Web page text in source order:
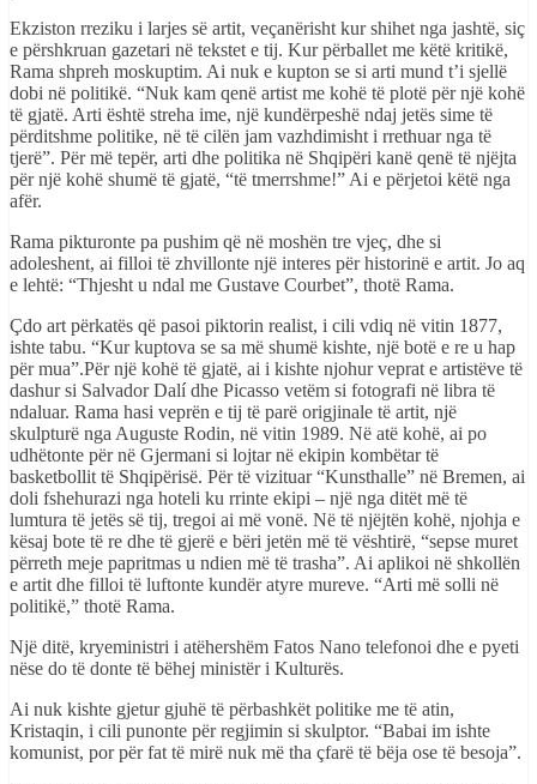
Ekziston rreziku i larjes së artit, veçanërisht kur shihet nga jashtë, siç
e përshkruan gazetari në tekstet e tij. Kur përballet me këtë kritikë,
Rama shpreh moskuptim. Ai nuk e kupton se si arti mund t’i sjellë
dobi në politikë. “Nuk kam qenë artist me kohë të plotë për një kohë
të gjatë. Arti është streha ime, një kundërpeshë ndaj jetës sime të
përditshme politike, në të cilën jam vazhdimisht i rrethuar nga të
tjerë”. Për më tepër, arti dhe politika në Shqipëri kanë qenë të njëjta
për një kohë shumë të gjatë, “të tmerrshme!” Ai e përjetoi këtë nga
afër.
Rama pikturonte pa pushim që në moshën tre vjeç, dhe si
adoleshent, ai filloi të zhvillonte një interes për historinë e artit. Jo aq
e lehtë: “Thjesht u ndal me Gustave Courbet”, thotë Rama.
Çdo art përkatës që pasoi piktorin realist, i cili vdiq në vitin 1877,
ishte tabu. “Kur kuptova se sa më shumë kishte, një botë e re u hap
për mua”.Për një kohë të gjatë, ai i kishte njohur veprat e artistëve të
dashur si Salvador Dalí dhe Picasso vetëm si fotografi në libra të
ndaluar. Rama hasi veprën e tij të parë origjinale të artit, një
skulpturë nga Auguste Rodin, në vitin 1989. Në atë kohë, ai po
udhëtonte për në Gjermani si lojtar në ekipin kombëtar të
basketbollit të Shqipërisë. Për të vizituar “Kunsthalle” në Bremen, ai
doli fshehurazi nga hoteli ku rrinte ekipi – një nga ditët më të
lumtura të jetës së tij, tregoi ai më vonë. Në të njëjtën kohë, njohja e
kësaj bote të re dhe të gjerë e bëri jetën më të vështirë, “sepse muret
përreth meje papritmas u ndien më të trasha”. Ai aplikoi në shkollën
e artit dhe filloi të luftonte kundër atyre mureve. “Arti më solli në
politikë,” thotë Rama.
Një ditë, kryeministri i atëhershëm Fatos Nano telefonoi dhe e pyeti
nëse do të donte të bëhej ministër i Kulturës.
Ai nuk kishte gjetur gjuhë të përbashkët politike me të atin,
Kristaqin, i cili punonte për regjimin si skulptor. “Babai im ishte
komunist, por për fat të mirë nuk më tha çfarë të bëja ose të besoja”.